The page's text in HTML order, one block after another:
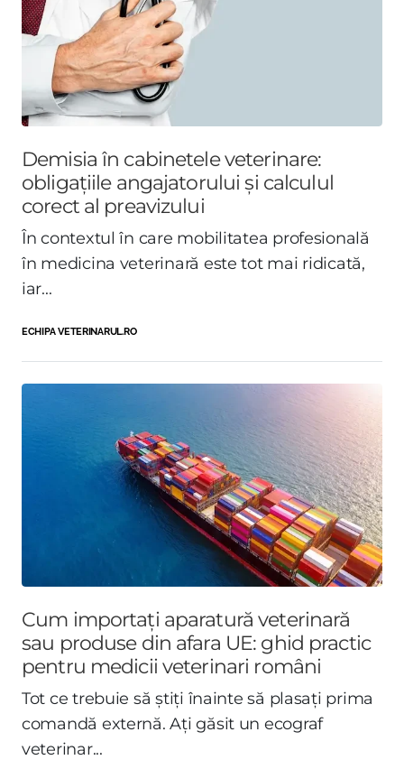
Demisia în cabinetele veterinare:
obligațiile angajatorului și calculul
corect al preavizului
În contextul în care mobilitatea profesională
în medicina veterinară este tot mai ridicată,
iar...
ECHIPA VETERINARUL.RO
Cum importați aparatură veterinară
sau produse din afara UE: ghid practic
pentru medicii veterinari români
Tot ce trebuie să știți înainte să plasați prima
comandă externă. Ați găsit un ecograf
veterinar...